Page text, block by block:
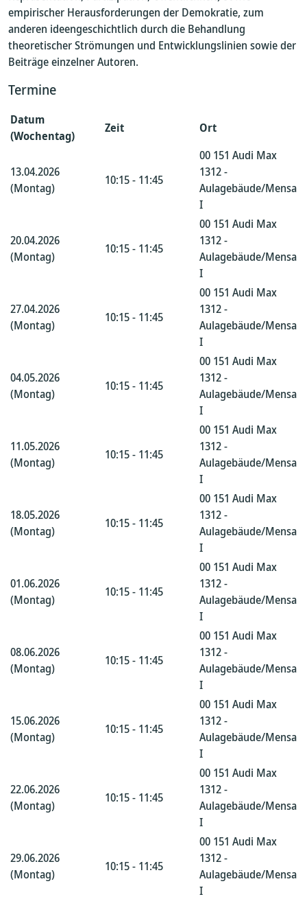
empirischer Herausforderungen der Demokratie, zum
anderen ideengeschichtlich durch die Behandlung
theoretischer Strömungen und Entwicklungslinien sowie der
Beiträge einzelner Autoren.
Termine
Datum
(Wochentag)
Zeit Ort
13.04.2026
(Montag)
10:15 - 11:45
00 151 Audi Max
1312 -
Aulagebäude/Mensa
I
20.04.2026
(Montag)
10:15 - 11:45
00 151 Audi Max
1312 -
Aulagebäude/Mensa
I
27.04.2026
(Montag)
10:15 - 11:45
00 151 Audi Max
1312 -
Aulagebäude/Mensa
I
04.05.2026
(Montag)
10:15 - 11:45
00 151 Audi Max
1312 -
Aulagebäude/Mensa
I
11.05.2026
(Montag)
10:15 - 11:45
00 151 Audi Max
1312 -
Aulagebäude/Mensa
I
18.05.2026
(Montag)
10:15 - 11:45
00 151 Audi Max
1312 -
Aulagebäude/Mensa
I
01.06.2026
(Montag)
10:15 - 11:45
00 151 Audi Max
1312 -
Aulagebäude/Mensa
I
08.06.2026
(Montag)
10:15 - 11:45
00 151 Audi Max
1312 -
Aulagebäude/Mensa
I
15.06.2026
(Montag)
10:15 - 11:45
00 151 Audi Max
1312 -
Aulagebäude/Mensa
I
22.06.2026
(Montag)
10:15 - 11:45
00 151 Audi Max
1312 -
Aulagebäude/Mensa
I
29.06.2026
(Montag)
10:15 - 11:45
00 151 Audi Max
1312 -
Aulagebäude/Mensa
I